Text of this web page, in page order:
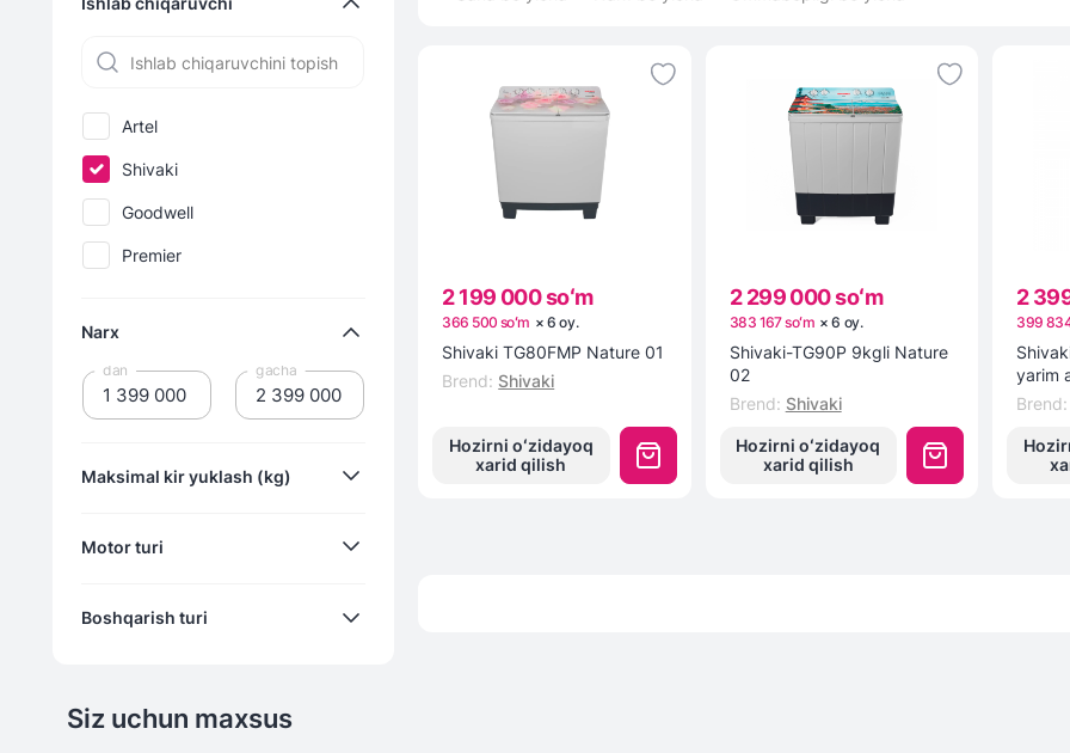
Artel
Shivaki
Goodwell
Premier
Narx
dan gacha
Maksimal kir yuklash (kg)
8
10
Motor turi
Boshqarish turi
mexanik
2 199 000 soʻm
366 500 soʻm ×6 oy.
Shivaki TG80FMP Nature 01
Brend: Shivaki
Hozirni oʻzidayoq
xarid qilish
2 299 000 soʻm
383 167 soʻm ×6 oy.
Shivaki-TG90P 9kgli Nature
02
Brend: Shivaki
Hozirni oʻzidayoq
xarid qilish
2
399
yarim
Brend:
Siz uchun maxsus